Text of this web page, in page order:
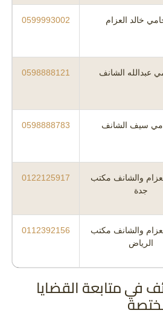
خالد العزام 0599993002
عبدالله الشانف 0598888121
سيف الشانف 0598888783
والشانف مكتب
جدة
0122125917
والشانف مكتب
الرياض
0112392156
في متابعة القضايا